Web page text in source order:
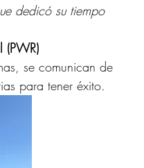
dedicó su tiempo
se comunican de
para tener éxito.